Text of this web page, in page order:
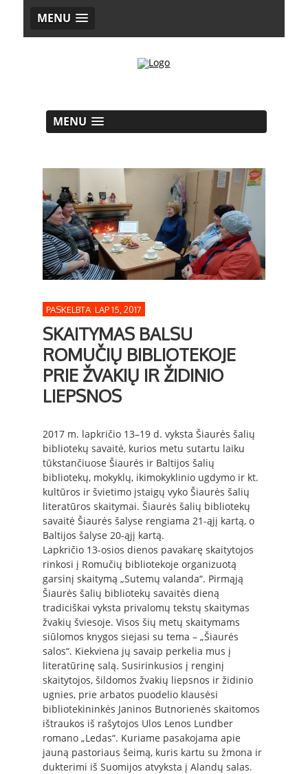
MENU
MENU
PASKELBTA LAP 15, 2017
SKAITYMAS BALSU
ROMUČIŲ BIBLIOTEKOJE
PRIE ŽVAKIŲ IR ŽIDINIO
LIEPSNOS
2017 m. lapkričio 13–19 d. vyksta Šiaurės šalių
bibliotekų savaitė, kurios metu sutartu laiku
tūkstančiuose Šiaurės ir Baltijos šalių
bibliotekų, mokyklų, ikimokyklinio ugdymo ir kt.
kultūros ir švietimo įstaigų vyko Šiaurės šalių
literatūros skaitymai. Šiaurės šalių bibliotekų
savaitė Šiaurės šalyse rengiama 21-ąjį kartą, o
Baltijos šalyse 20-ąjį kartą.
Lapkričio 13-osios dienos pavakarę skaitytojos
rinkosi į Romučių bibliotekoje organizuotą
garsinį skaitymą „Sutemų valanda“. Pirmąją
Šiaurės šalių bibliotekų savaitės dieną
tradiciškai vyksta privalomų tekstų skaitymas
žvakių šviesoje. Visos šių metų skaitymams
siūlomos knygos siejasi su tema – „Šiaurės
salos“. Kiekviena jų savaip perkelia mus į
literatūrinę salą. Susirinkusios į renginį
skaitytojos, šildomos žvakių liepsnos ir židinio
ugnies, prie arbatos puodelio klausėsi
bibliotekininkės Janinos Butnorienės skaitomos
ištraukos iš rašytojos Ulos Lenos Lundber
romano „Ledas“. Kuriame pasakojama apie
jauną pastoriaus šeimą, kuris kartu su žmona ir
dukterimi iš Suomijos atvyksta į Alandų salas.